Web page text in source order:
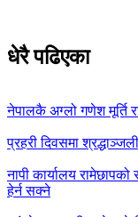
धेरै पढिएका
नेपालकै अग्लो गणेश मूर्ति
प्रहरी दिवसमा
नापी कार्यालय
हेर्न सक्ने